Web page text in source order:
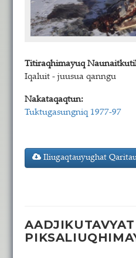
Titiraqhimayuq
Iqaluit - juusua qanngu
Nakataqaqtun:
Tuktugasungniq 1977-97
Iliugaqtauyughat
AADJIKUTAVYAT